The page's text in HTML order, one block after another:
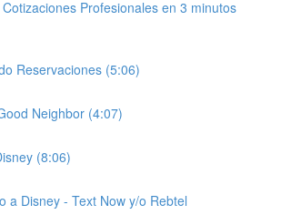
Profesionales en 3 minutos
Reservaciones (5:06)
Neighbor (4:07)
(8:06)
a Disney - Text Now y/o Rebtel